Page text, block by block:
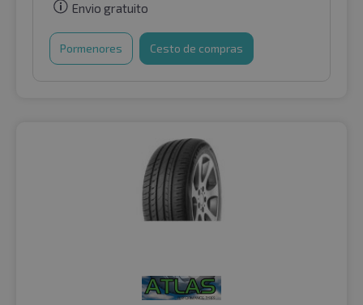
Envio gratuito
Pormenores Cesto de compras